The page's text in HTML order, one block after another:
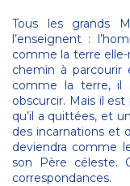
Tous les grands
l’enseignent :
comme la terre
chemin à
comme la terre, il
obscurcir. Mais il
qu’il a quittées, et
des incarnations et
deviendra comme
son Père céleste.
correspondances.